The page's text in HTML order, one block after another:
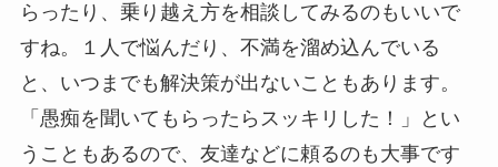
らったり、乗り越え方を相談してみるのもいいで
すね。１人で悩んだり、不満を溜め込んでいる
と、いつまでも解決策が出ないこともあります。
「愚痴を聞いてもらったらスッキリした！」とい
うこともあるので、友達などに頼るのも大事です